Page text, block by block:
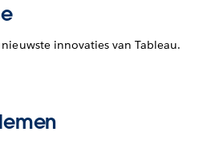
innovaties van Tableau.